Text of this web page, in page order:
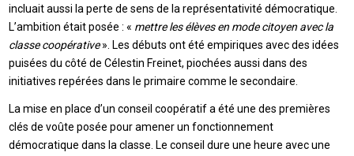
incluait aussi la perte de sens de la représentativité démocratique.
L’ambition était posée : « mettre les élèves en mode citoyen avec la
classe coopérative». Les débuts ont été empiriques avec des idées
puisées du côté de Célestin Freinet, piochées aussi dans des
initiatives repérées dans le primaire comme le secondaire.
La mise en place d’un conseil coopératif a été une des premières
clés de voûte posée pour amener un fonctionnement
démocratique dans la classe. Le conseil dure une heure avec une